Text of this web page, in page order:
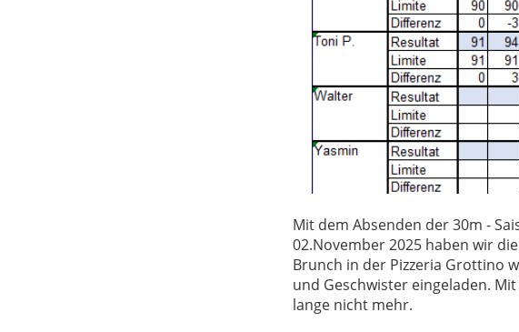
Mit dem Absenden der 30m -
02.November 2025 haben wir
Brunch in der Pizzeria Grottino
und Geschwister eingeladen.
lange nicht mehr.